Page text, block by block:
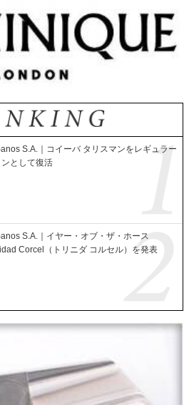
S.A.｜コイーバ タリスマンをレギュラー
ンとして復活
S.A.｜イヤー・オブ・ザ・ホース
Corcel（トリニダ コルセル）を発表